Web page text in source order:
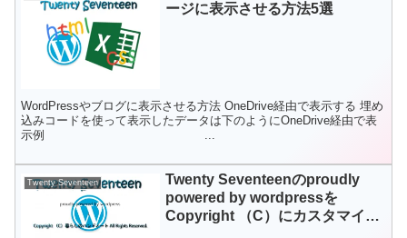
ージに表示させる方法5選
WordPressやブログに表示させる方法 OneDrive経由で表示する 埋め
込みコードを使って表示したデータは下のようにOneDrive経由で表
示例 ...
Twenty Seventeen
Twenty Seventeenのproudly
powered by wordpressを
Copyright （C）にカスタマイズ